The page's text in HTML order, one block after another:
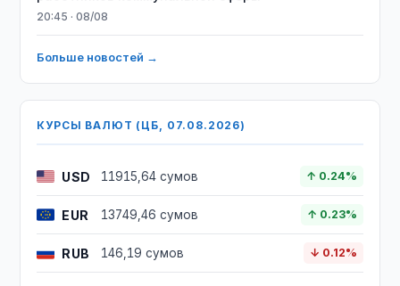
20:45 · 08/08
Больше новостей →
КУРСЫ ВАЛЮТ (ЦБ, 07.08.2026)
USD 11915,64 сумов ↑ 0.24%
EUR 13749,46 сумов ↑ 0.23%
RUB 146,19 сумов ↓ 0.12%